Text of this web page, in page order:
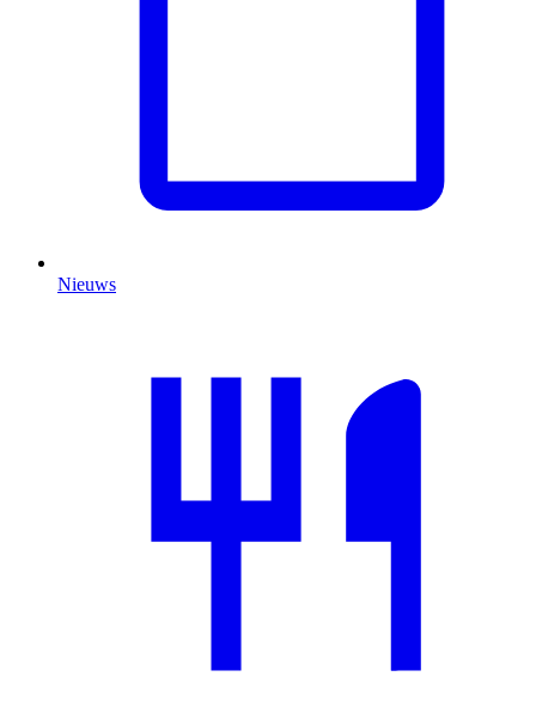
Nieuws